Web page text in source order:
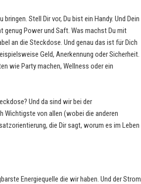
Stell Dir vor, Du bist ein Handy. Und Dein
Power und Saft. Was machst Du mit
an die Steckdose. Und genau das ist für Dich
Geld, Anerkennung oder Sicherheit.
wie Party machen, Wellness oder ein
Und da sind wir bei der
Wichtigste von allen (wobei die anderen
die Dir sagt, worum es im Leben
Energiequelle die wir haben. Und der Strom